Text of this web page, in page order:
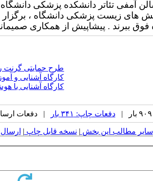
آمفی تئاتر دانشکده پزشکی
زیست پزشکی دانشگاه ، برگزار
فوق ببرند . پیشاپیش از همکاری
طرح حمایتی گرنت
کارگاه آشنایی و
کارگاه آشنایی با
دفعات چاپ: ۳۴۱ بار | دفعات ارسال
سایر مطالب این بخش | نسخه قابل چاپ |